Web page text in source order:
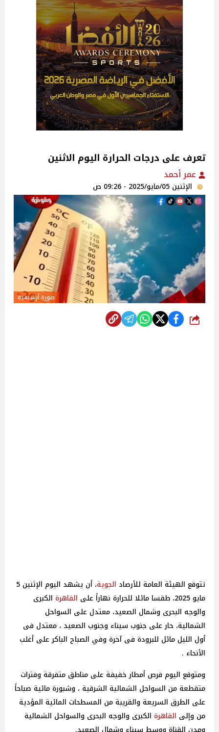
تعرف على درجات الحرارة اليوم الاثنين
عمر أحمد
الإثنين 05/مايو/2025 - 09:26 ص
صورة أرشيفية
شارك
تتوقع الهيئة العامة للأرصاد الجوية
، أن يشهد اليوم الإثنين 5
مايو 2025، طقسا مائلا للحرارة نهاراً على
القاهرة الكبرى
والوجه البحرى وشمال الصعيد، معتدل على السواحل
الشمالية، حار على جنوب سيناء وجنوب الصعيد ، معتدل فى
أول الليل مائل للبرودة فى آخرة وفي الصباح الباكر على أغلب
الأنحاء .
ومتوقع اليوم فرص أمطار خفيفة على مناطق متفرقة وفترات
متقطعة من السواحل الشمالية الشرقية ، وشبورة مائية صباحاً
على الطرق السريعة والقريبة من المسطحات المائية المؤدية
من وإلى القاهرة الكبرى والوجه البحرى والسواحل الشمالية